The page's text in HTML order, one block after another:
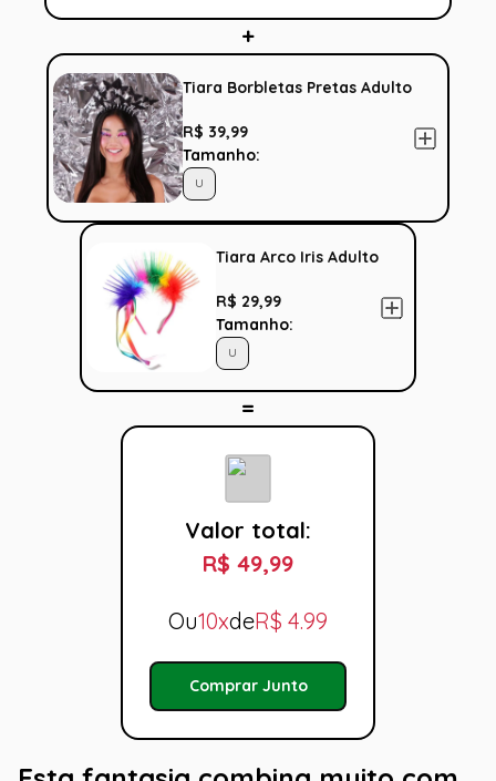
Tiara Borbletas Pretas Adulto
R$ 39,99
Tamanho:
U
Tiara Arco Iris Adulto
R$ 29,99
Tamanho:
U
Valor total:
R$ 49,99
Ou10xdeR$ 4.99
Comprar Junto